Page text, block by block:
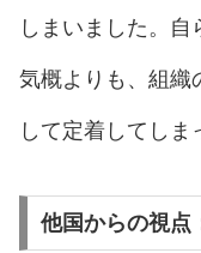
しまいました。自
気概よりも、組織
して定着してしま
他国からの視点